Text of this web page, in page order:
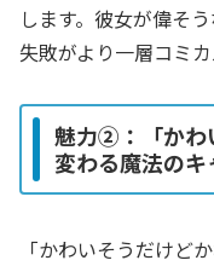
します。彼女が偉そ
失敗がより一層コミカ
魅力②：「かわ
変わる魔法の
「かわいそうだけど